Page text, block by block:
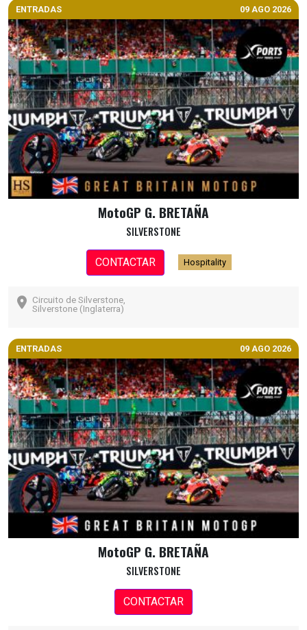
ENTRADAS 09 AGO 2026
MotoGP G. BRETAÑA
SILVERSTONE
CONTACTAR Hospitality
Circuito de Silverstone,
Silverstone (Inglaterra)
ENTRADAS 09 AGO 2026
MotoGP G. BRETAÑA
SILVERSTONE
CONTACTAR